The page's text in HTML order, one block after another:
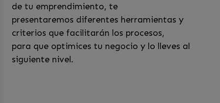
de tu emprendimiento, te
presentaremos diferentes herramientas y
criterios que facilitarán los procesos,
para que optimices tu negocio y lo lleves al
siguiente nivel.